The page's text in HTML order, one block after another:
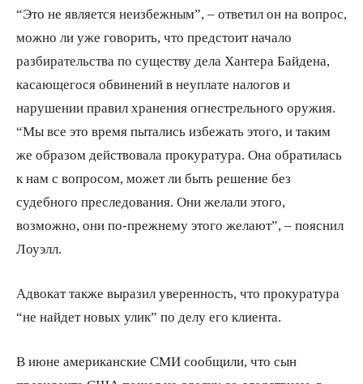
“Это не является неизбежным”, – ответил он на вопрос,
можно ли уже говорить, что предстоит начало
разбирательства по существу дела Хантера Байдена,
касающегося обвинений в неуплате налогов и
нарушении правил хранения огнестрельного оружия.
“Мы все это время пытались избежать этого, и таким
же образом действовала прокуратура. Она обратилась
к нам с вопросом, может ли быть решение без
судебного преследования. Они желали этого,
возможно, они по-прежнему этого желают”, – пояснил
Лоуэлл.
Адвокат также выразил уверенность, что прокуратура
“не найдет новых улик” по делу его клиента.
В июне американские СМИ сообщили, что сын